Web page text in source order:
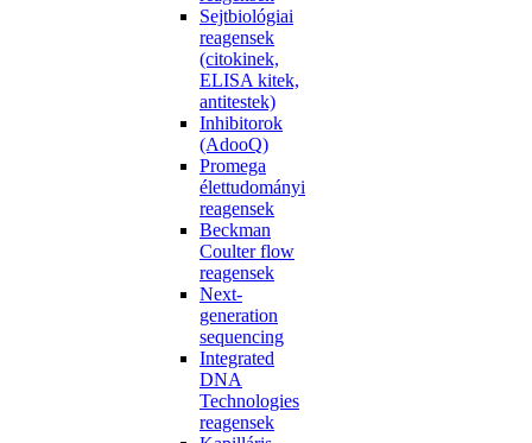
Sejtbiológiai
reagensek
(citokinek,
ELISA kitek,
antitestek)
Inhibitorok
(AdooQ)
Promega
élettudományi
reagensek
Beckman
Coulter flow
reagensek
Next-
generation
sequencing
Integrated
DNA
Technologies
reagensek